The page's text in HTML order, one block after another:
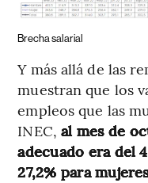
Brecha salarial
Y más allá de las
muestran que los
empleos que las
INEC, al mes de
adecuado era del
27,2% para